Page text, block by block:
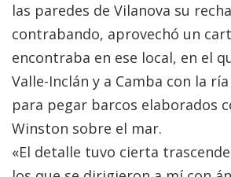
las paredes de Vilanova su
contrabando, aprovechó un
encontraba en ese local, en el
Valle-Inclán y a Camba con la
para pegar barcos elaborados
Winston sobre el mar.
«El detalle tuvo cierta